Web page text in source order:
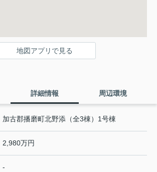
地図アプリで見る
詳細情報 周辺環境
加古郡播磨町北野添（全3棟）1号棟
2,980万円
-